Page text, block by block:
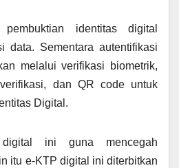
identitas digital
data. Sementara autentifikasi
melalui verifikasi biometrik,
dan QR code untuk
Digital.
digital ini guna mencegah
itu e-KTP digital ini diterbitkan